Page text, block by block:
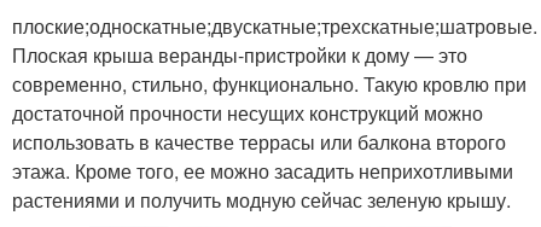
плоские;односкатные;двускатные;трехскатные;шатровые.
Плоская крыша веранды-пристройки к дому — это
современно, стильно, функционально. Такую кровлю при
достаточной прочности несущих конструкций можно
использовать в качестве террасы или балкона второго
этажа. Кроме того, ее можно засадить неприхотливыми
растениями и получить модную сейчас зеленую крышу.